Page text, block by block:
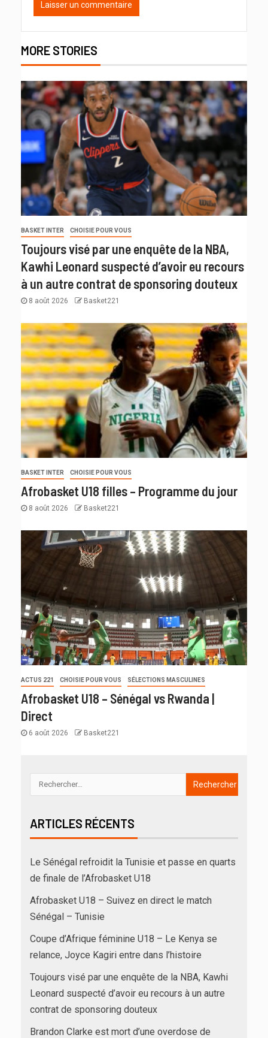
MORE STORIES
BASKET INTER CHOISIE POUR VOUS
Toujours visé par une enquête de la NBA,
Kawhi Leonard suspecté d’avoir eu recours
à un autre contrat de sponsoring douteux
8 août 2026 Basket221
BASKET INTER CHOISIE POUR VOUS
Afrobasket U18 filles – Programme du jour
8 août 2026 Basket221
ACTUS 221 CHOISIE POUR VOUS SÉLECTIONS MASCULINES
Afrobasket U18 – Sénégal vs Rwanda |
Direct
6 août 2026 Basket221
ARTICLES RÉCENTS
Le Sénégal refroidit la Tunisie et passe en quarts
de finale de l’Afrobasket U18
Afrobasket U18 – Suivez en direct le match
Sénégal – Tunisie
Coupe d’Afrique féminine U18 – Le Kenya se
relance, Joyce Kagiri entre dans l’histoire
Toujours visé par une enquête de la NBA, Kawhi
Leonard suspecté d’avoir eu recours à un autre
contrat de sponsoring douteux
Brandon Clarke est mort d’une overdose de